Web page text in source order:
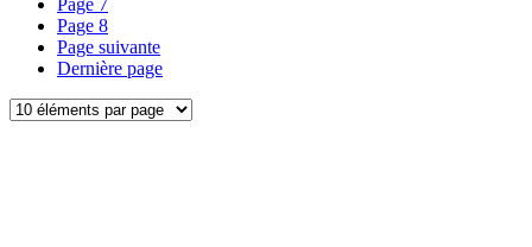
Page 7
Page 8
Page suivante
Dernière page